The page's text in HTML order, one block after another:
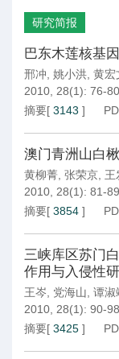
研究简报
巴东木莲核基
邢冲 姚小洪 黄宏
2010, 28(1): 76-80.
摘要[ 3143 ]
澳门青洲山白
黄柳菁 张荣京 王
2010, 28(1): 81-89.
摘要[ 3854 ]
三峡库区苏门
作用与入侵性
王岑 党海山 谭淑
2010, 28(1): 90-98.
摘要[ 3425 ]